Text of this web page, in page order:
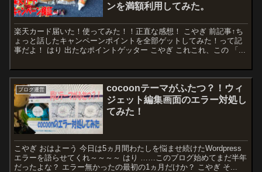
ンを満額利用してみた。
楽天カード届いた！使ってみた！！正直な感想！ こやぎ 前記事↑ち
ょっと話したキャンペーンポイントを全部ゲットしてみた！って記
事だよ！ はり 出たなポイントゲッター こやぎ これこれ、この 「...
ブログ運営
cocoonテーマがふたつ？！ウィ
ジェット編集画面のエラー対処し
てみた！
こやぎ おはよーう 今日は5ヵ月間わたしを悩ませ続けたWordpress
エラーを語らせてくれ～～～～ はり ……このブログ始めてまだ半年
だったよな？ エラー無かったの最初の1ヵ月だけか？ こやぎ そ...